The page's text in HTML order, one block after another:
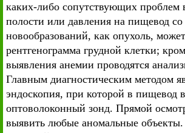
каких-либо сопутствующих проблем
полости или давления на пищевод
новообразований, как опухоль,
рентгенограмма грудной клетки;
выявления анемии проводятся
Главным диагностическим методом
эндоскопия, при которой в пищевод
оптоволоконный зонд. Прямой
выявить любые аномальные